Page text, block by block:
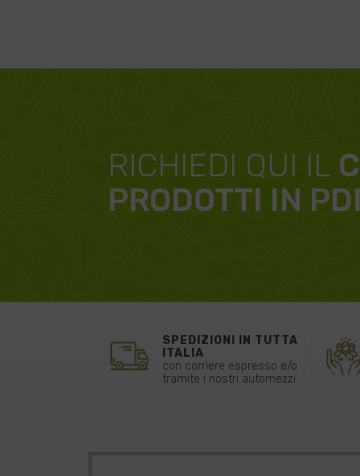
RICHIEDI QUI IL
PRODOTTI IN
SPEDIZIONI IN TUTTA
ITALIA
con corriere espresso e/o
tramite i nostri automezzi